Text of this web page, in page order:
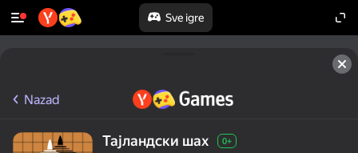
Sve igre
Nazad
Тајландски шах 0+